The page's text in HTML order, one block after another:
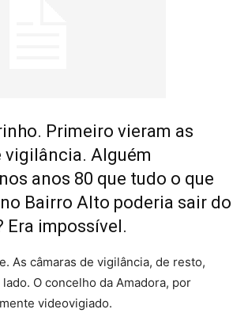
Primeiro vieram as
vigilância. Alguém
anos 80 que tudo o que
Bairro Alto poderia sair do
Era impossível.
As câmaras de vigilância, de resto,
O concelho da Amadora, por
videovigiado.